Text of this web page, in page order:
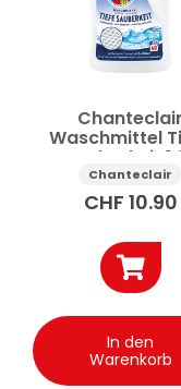
Chanteclair
Waschmittel
Sauberkeit
Chanteclair
CHF 10.90
In den
Warenkorb